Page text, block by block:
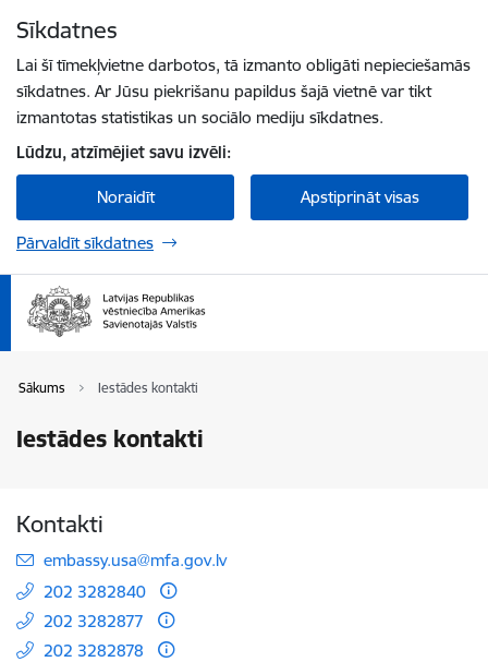
Sīkdatnes
Lai šī tīmekļvietne darbotos, tā izmanto obligāti nepieciešamās
sīkdatnes. Ar Jūsu piekrišanu papildus šajā vietnē var tikt
izmantotas statistikas un sociālo mediju sīkdatnes.
Lūdzu, atzīmējiet savu izvēli:
Noraidīt Apstiprināt visas
Pārvaldīt sīkdatnes
Sākums Iestādes kontakti
Iestādes kontakti
Kontakti
E-pasts:
embassy.usa@mfa.gov.lv
202 3282840
202 3282877
202 3282878